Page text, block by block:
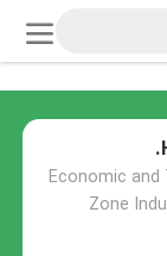
Economic and
Zone